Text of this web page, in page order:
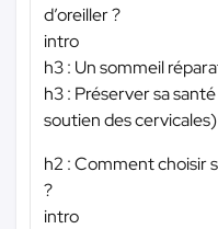
d’oreiller ?
intro
h3 : Un sommeil
h3 : Préserver sa
soutien des cervicales)
h2 : Comment choisir
?
intro